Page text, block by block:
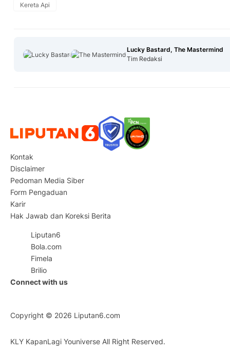
Kereta Api
Lucky Bastard, The Mastermind
Tim Redaksi
Kontak
Disclaimer
Pedoman Media Siber
Form Pengaduan
Karir
Hak Jawab dan Koreksi Berita
Liputan6
Bola.com
Fimela
Brilio
Connect with us
Copyright © 2026 Liputan6.com
KLY KapanLagi Youniverse All Right Reserved.